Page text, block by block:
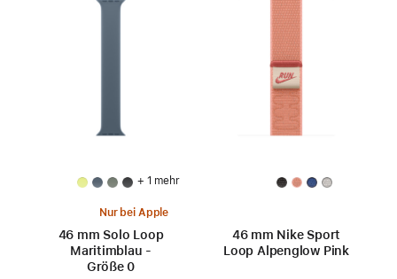
+ 1 mehr
Nur bei Apple
46 mm Solo Loop
Maritimblau -
Größe 0
46 mm Nike Sport
Loop Alpenglow Pink